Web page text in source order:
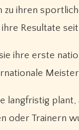
zu ihren
Resultate seit
ihre erste
langfristig
oder Trainern